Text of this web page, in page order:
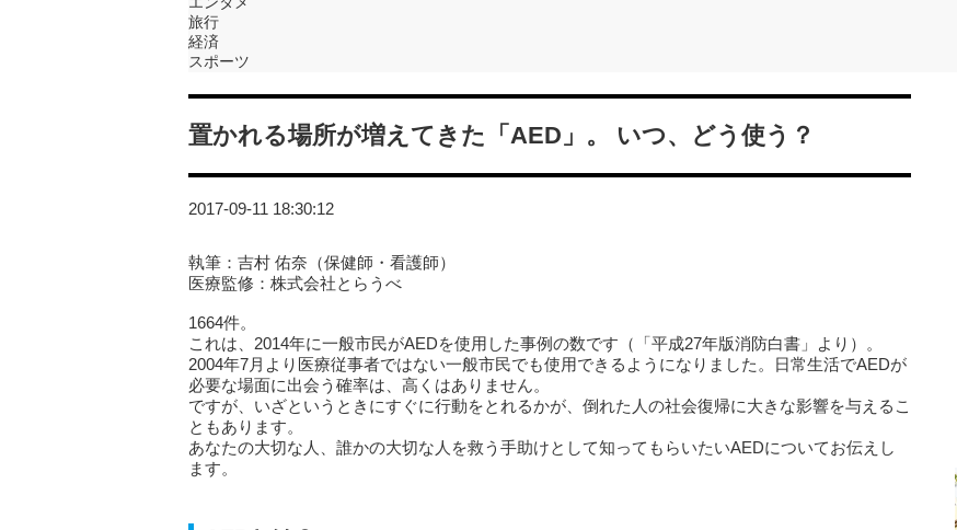
旅行
経済
スポーツ
置かれる場所が増えてきた「AED」。 いつ、どう使う？
2017-09-11 18:30:12
執筆：吉村 佑奈（保健師・看護師）
医療監修：株式会社とらうべ
1664件。
これは、2014年に一般市民がAEDを使用した事例の数です（「平成27年版消防白書」より）。
2004年7月より医療従事者ではない一般市民でも使用できるようになりました。日常生活でAEDが
必要な場面に出会う確率は、高くはありません。
ですが、いざというときにすぐに行動をとれるかが、倒れた人の社会復帰に大きな影響を与えるこ
ともあります。
あなたの大切な人、誰かの大切な人を救う手助けとして知ってもらいたいAEDについてお伝えし
ます。